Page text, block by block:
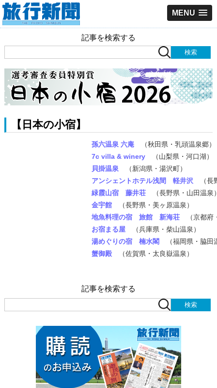
MENU
記事を検索する
【日本の小宿】
孫六温泉 六庵
（秋田県・乳頭温泉郷）
7c villa & winery
（山梨県・河口湖）
貝掛温泉
（新潟県・湯沢町）
アンシェントホテル浅間 軽井沢
（
緑霞山宿 藤井荘
（長野県・山田温泉
金宇館
（長野県・美ヶ原温泉）
地魚料理の宿 旅館 新海荘
（京都
お宿まる屋
（兵庫県・柴山温泉）
湯めぐりの宿 楠水閣
（福岡県・脇田
蟹御殿
（佐賀県・太良嶽温泉）
記事を検索する